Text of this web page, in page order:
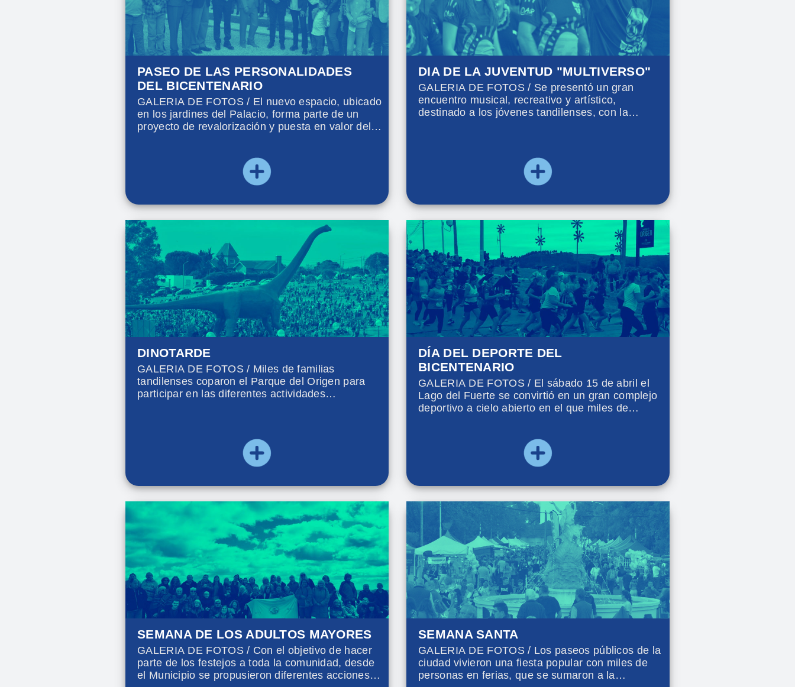
PASEO DE LAS PERSONALIDADES
DEL BICENTENARIO
GALERIA DE FOTOS / El nuevo espacio, ubicado
en los jardines del Palacio, forma parte de un
proyecto de revalorización y puesta en valor del
DIA DE LA JUVENTUD "MULTIVERSO"
GALERIA DE FOTOS / Se presentó un gran
encuentro musical, recreativo y artístico,
destinado a los jóvenes tandilenses, con la
fotografía, diseño y percusión.
DINOTARDE
GALERIA DE FOTOS / Miles de familias
tandilenses coparon el Parque del Origen para
participar en las diferentes actividades
DÍA DEL DEPORTE DEL
BICENTENARIO
GALERIA DE FOTOS / El sábado 15 de abril el
Lago del Fuerte se convirtió en un gran complejo
deportivo a cielo abierto en el que miles de
Bicentenario, el evento que organizó el Municipio
SEMANA DE LOS ADULTOS MAYORES
GALERIA DE FOTOS / Con el objetivo de hacer
parte de los festejos a toda la comunidad, desde
el Municipio se propusieron diferentes acciones
SEMANA SANTA
GALERIA DE FOTOS / Los paseos públicos de la
ciudad vivieron una fiesta popular con miles de
personas en ferias, que se sumaron a la